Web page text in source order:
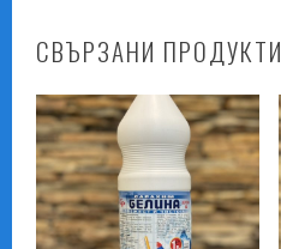
СВЪРЗАНИ ПРОДУКТИ